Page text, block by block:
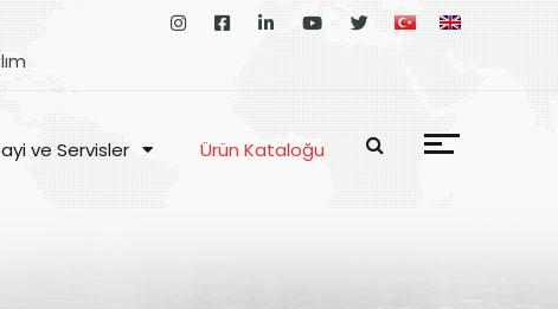
ve Servisler Ürün Kataloğu